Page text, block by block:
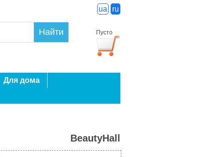
ua ru
Пусто
Найти
Для дома
BeautyHall